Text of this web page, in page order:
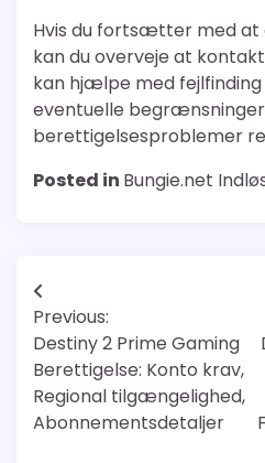
Hvis du fortsætter med at
kan du overveje at
kan hjælpe med
eventuelle
berettigelsesproblemer
Posted in Bungie.net
Post
navigation
Previous:
Destiny 2 Prime Gaming
Berettigelse: Konto krav,
Regional tilgængelighed,
Abonnementsdetaljer